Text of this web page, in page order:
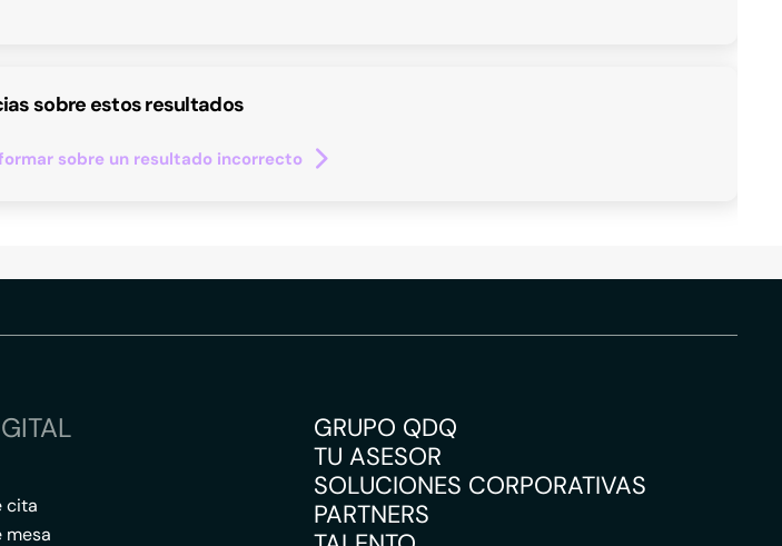
sobre estos resultados
sobre un resultado incorrecto
cita
mesa
GRUPO QDQ
TU ASESOR
SOLUCIONES CORPORATIVAS
PARTNERS